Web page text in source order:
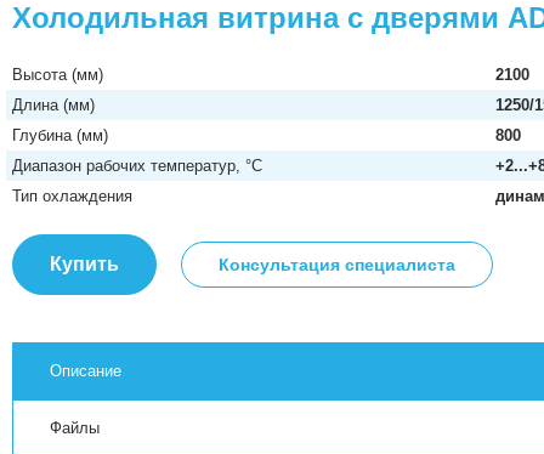
Холодильная витрина с дверями
Высота (мм)
2100
Длина (мм)
1250/
Глубина (мм)
800
Диапазон рабочих температур, °C
Тип охлаждения
Купить Консультация специалиста
Описание
Файлы